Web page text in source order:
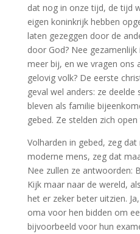
dat nog in onze tijd, de tijd
eigen koninkrijk hebben
laten gezeggen door de
door God? Nee
meer bij, en we vragen ons
gelovig volk? De eerste
geval wel anders: ze
bleven als familie
gebed. Ze stelden zich
Volharden in gebed, zeg
moderne mens, zeg dat
Nee zullen ze antwoorden:
Kijk maar naar de wereld,
het er zeker beter uitzien.
oma voor hen bidden om
bijvoorbeeld voor hun